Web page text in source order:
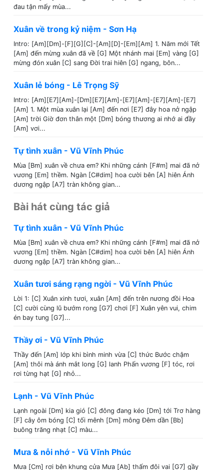
đau tận mấy mùa...
Xuân về trong kỷ niệm - Sơn Hạ
Intro: [Am][Dm]-[F][G][C]-[Am][D]-[Em][Am] 1. Năm mới Tết
[Am] đến mừng xuân đã về [G] Một nhánh mai [Em] vàng [G]
mừng đón xuân [C] sang Đời trai hiên [G] ngang, bôn...
Xuân lẻ bóng - Lê Trọng Sỹ
Intro: [Am][E7][Am]-[Dm][E7][Am]-[E7][Am]-[E7][Am]-[E7]
[Am] 1. Một mùa xuân lại [Am] đến nơi [E7] đây hoa nở ngập
[Am] trời Giờ đơn thân một [Dm] bóng thương ai nhớ ai đầy
[Am] vơi...
Tự tình xuân - Vũ Vĩnh Phúc
Mùa [Bm] xuân về chưa em? Khi những cánh [F#m] mai đã nở
vương [Em] thềm. Ngàn [C#dim] hoa cười bên [A] hiên Ánh
dương ngập [A7] tràn không gian...
Bài hát cùng tác giả
Tự tình xuân - Vũ Vĩnh Phúc
Mùa [Bm] xuân về chưa em? Khi những cánh [F#m] mai đã nở
vương [Em] thềm. Ngàn [C#dim] hoa cười bên [A] hiên Ánh
dương ngập [A7] tràn không gian...
Xuân tươi sáng rạng ngời - Vũ Vĩnh Phúc
Lời 1: [C] Xuân xinh tươi, xuân [Am] đến trên nương đồi Hoa
[C] cười cùng lũ bướm rong [G7] chơi [F] Xuân yên vui, chim
én bay tung [G7]...
Thầy ơi - Vũ Vĩnh Phúc
Thầy đến [Am] lớp khi bình minh vừa [C] thức Bước chậm
[Am] thôi mà ánh mắt long [G] lanh Phấn vương [F] tóc, rơi
rơi từng hạt [G] nhỏ...
Lạnh - Vũ Vĩnh Phúc
Lạnh ngoài [Dm] kia gió [C] đông đang kéo [Dm] tới Trơ hàng
[F] cây ôm bóng [C] tối mênh [Dm] mông Đêm dần [Bb]
buông trăng nhạt [C] màu...
Mưa & nỗi nhớ - Vũ Vĩnh Phúc
Mưa [Cm] rơi bên khung cửa Mưa [Ab] thấm đôi vai [G7] gầy